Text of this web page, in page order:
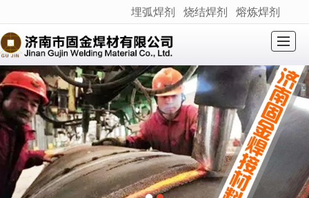
很遗憾，因您的浏览器版本过低导致无法获得最佳浏览体验，推荐下载安装谷歌浏览器！
埋弧焊剂 烧结焊剂 熔炼焊剂
网站首页 关于我们 产品展示 新闻动态
产品应用
荣誉资质
产品检测 联系我们